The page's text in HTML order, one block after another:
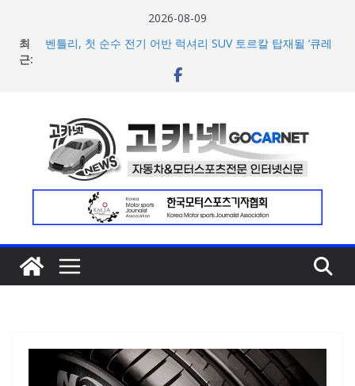
2026-08-09
최
근:
벤틀리, 첫 순수 전기 어반 럭셔리 SUV 토르칼 탑재될 ‘큐레
벤틀리서울, 광주 신세계백화점에서 호남지역 최초 브랜드
며 본격 대회 준비 돌입
현대차·기아, ‘2026 레드닷 어워드’에서 최우수상 2개·본상
15개 수상
[신차] BMW, 8월 온라인 한정 에디션 3종 출시… 11일
‘BMW 샵 온라인’ 판매 개시